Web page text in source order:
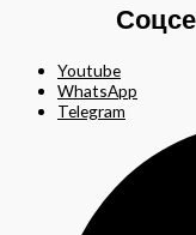
Youtube
WhatsApp
Telegram